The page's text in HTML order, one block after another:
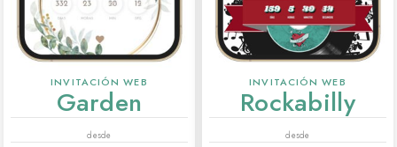
INVITACIÓN WEB
Garden
desde
INVITACIÓN WEB
Rockabilly
desde